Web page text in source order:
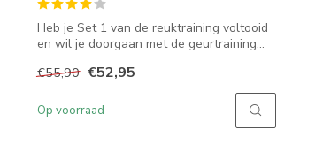
Heb je Set 1 van de reuktraining voltooid
en wil je doorgaan met de geurtraining...
€55,90 €52,95
Op voorraad